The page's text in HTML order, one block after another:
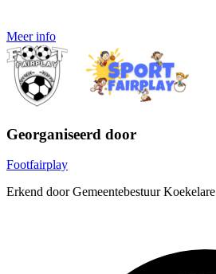
Meer info
Georganiseerd door
Footfairplay
Erkend door Gemeentebestuur Koekelare